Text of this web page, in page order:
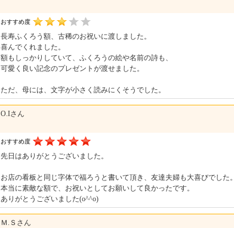
おすすめ度
長寿ふくろう額、古稀のお祝いに渡しました。
喜んでくれました。
額もしっかりしていて、ふくろうの絵や名前の詩も、
可愛く良い記念のプレゼントが渡せました。
ただ、母には、文字が小さく読みにくそうでした。
O.Iさん
おすすめ度
先日はありがとうございました。
お店の看板と同じ字体で福ろうと書いて頂き、友達夫婦も大喜びでした。
本当に素敵な額で、お祝いとしてお願いして良かったです。
ありがとうございました(o^^o)
Ｍ.Ｓさん